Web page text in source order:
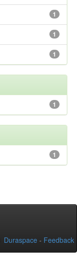
1
1
1
1
1
Duraspace - Feedback